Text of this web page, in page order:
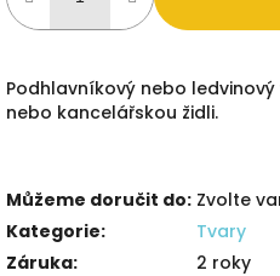
Podhlavníkový nebo
nebo kancelářskou židli.
Můžeme doručit do: Zvolte
Kategorie:
Tvary
Záruka: 2 roky